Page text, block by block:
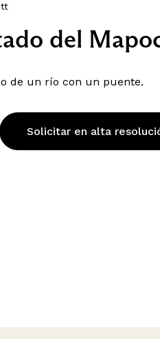
del
de un río con un puente.
Solicitar en alta